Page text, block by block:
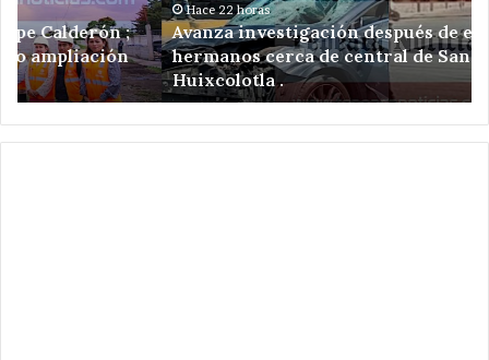
hermanos
cerca
de
central
de
San
Salvador
Avanza investigación después de ejecución de
hermanos cerca de central de San Salvador
Huixcolotla .
de
en